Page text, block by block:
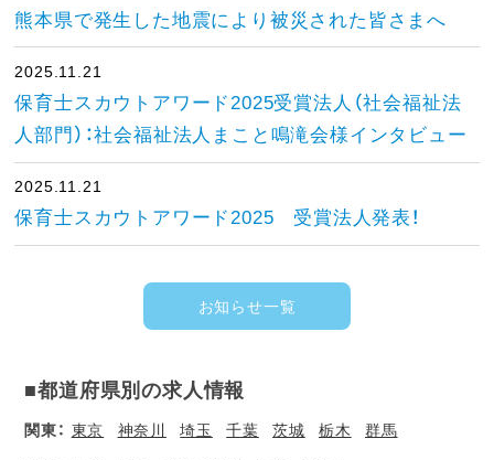
熊本県で発生した地震により被災された皆さまへ
2025.11.21
保育士スカウトアワード2025受賞法人（社会福祉法
人部門）：社会福祉法人まこと鳴滝会様インタビュー
2025.11.21
保育士スカウトアワード2025 受賞法人発表！
お知らせ一覧
■都道府県別の求人情報
関東： 東京 神奈川 埼玉 千葉 茨城 栃木 群馬